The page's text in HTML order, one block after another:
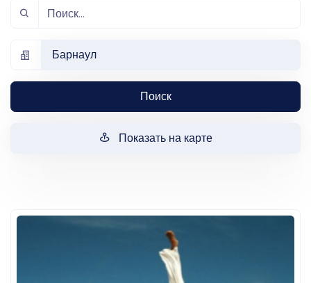
Барнаул
Поиск
Показать на карте